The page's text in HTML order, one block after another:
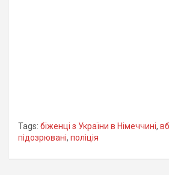
Tags: біженці з України в Німеччині,
підозрювані, поліція